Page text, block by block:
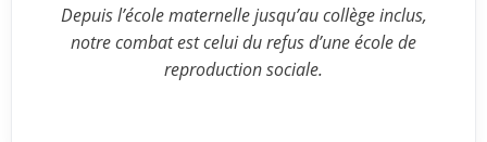
Depuis l’école maternelle jusqu’au collège inclus,
notre combat est celui du refus d’une école de
reproduction sociale.